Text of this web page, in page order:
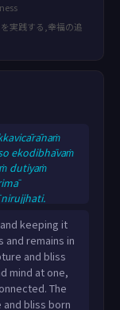
実践する,幸福の追
ekodibhāvaṁ
dutiyaṁ
nirujjhati.
tasmiṁ
sikkhā
avoca.
keeping it
remains in
and bliss
mind at one,
The
bliss born